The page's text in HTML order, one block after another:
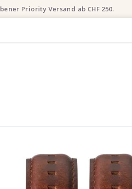
Priority Versand ab CHF 250.